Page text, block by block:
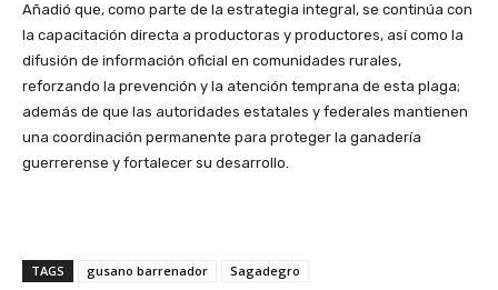
Añadió que, como parte de la estrategia integral, se continúa con
la capacitación directa a productoras y productores, así como la
difusión de información oficial en comunidades rurales,
reforzando la prevención y la atención temprana de esta plaga;
además de que las autoridades estatales y federales mantienen
una coordinación permanente para proteger la ganadería
guerrerense y fortalecer su desarrollo.
TAGS gusano barrenador Sagadegro